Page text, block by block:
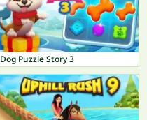
Dog Puzzle Story 3